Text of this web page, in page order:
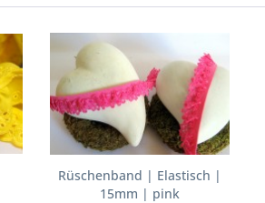
Rüschenband | Elastisch |
15mm | pink